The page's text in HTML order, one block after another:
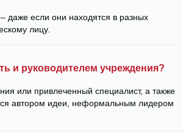
даже если они находятся в разных
лицу.
и руководителем учреждения?
или привлеченный специалист, а также
автором идеи, неформальным лидером